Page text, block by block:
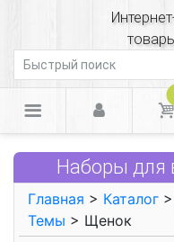
Наборы
Главная > Каталог >
Темы > Щенок